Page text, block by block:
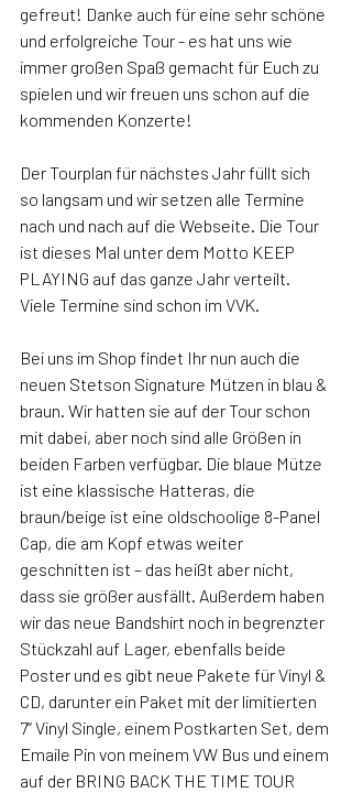
gefreut! Danke auch für eine sehr schöne
und erfolgreiche Tour - es hat uns wie
immer großen Spaß gemacht für Euch zu
spielen und wir freuen uns schon auf die
kommenden Konzerte!
Der Tourplan für nächstes Jahr füllt sich
so langsam und wir setzen alle Termine
nach und nach auf die Webseite. Die Tour
ist dieses Mal unter dem Motto KEEP
PLAYING auf das ganze Jahr verteilt.
Viele Termine sind schon im VVK.
Bei uns im Shop findet Ihr nun auch die
neuen Stetson Signature Mützen in blau &
braun. Wir hatten sie auf der Tour schon
mit dabei, aber noch sind alle Größen in
beiden Farben verfügbar. Die blaue Mütze
ist eine klassische Hatteras, die
braun/beige ist eine oldschoolige 8-Panel
Cap, die am Kopf etwas weiter
geschnitten ist – das heißt aber nicht,
dass sie größer ausfällt. Außerdem haben
wir das neue Bandshirt noch in begrenzter
Stückzahl auf Lager, ebenfalls beide
Poster und es gibt neue Pakete für Vinyl &
CD, darunter ein Paket mit der limitierten
7“ Vinyl Single, einem Postkarten Set, dem
Emaile Pin von meinem VW Bus und einem
auf der BRING BACK THE TIME TOUR